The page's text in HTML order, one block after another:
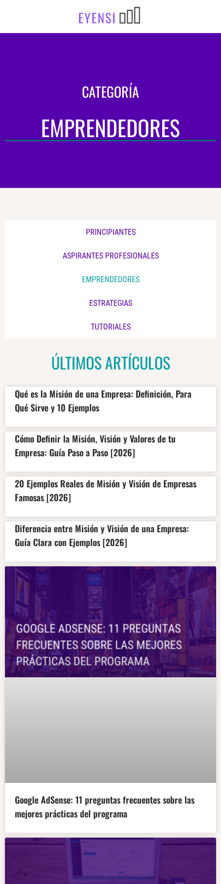
CATEGORÍA
EMPRENDEDORES
PRINCIPIANTES
ASPIRANTES PROFESIONALES
EMPRENDEDORES
ESTRATEGIAS
TUTORIALES
ÚLTIMOS ARTÍCULOS
Qué es la Misión de una Empresa: Definición, Para
Qué Sirve y 10 Ejemplos
Cómo Definir la Misión, Visión y Valores de tu
Empresa: Guía Paso a Paso [2026]
20 Ejemplos Reales de Misión y Visión de Empresas
Famosas [2026]
Diferencia entre Misión y Visión de una Empresa:
Guía Clara con Ejemplos [2026]
Google AdSense: 11 preguntas frecuentes sobre las
mejores prácticas del programa